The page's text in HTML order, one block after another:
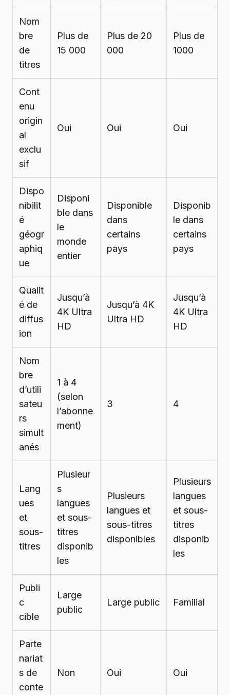
Nom
bre
de
titres
Plus de
15 000
Plus de 20
000
Plus de
1000
Cont
enu
origin
al
exclu
sif
Oui Oui Oui
Dispo
nibilit
é
géogr
aphiq
ue
Disponi
ble dans
le
monde
entier
Disponible
dans
certains
pays
Disponib
le dans
certains
pays
Qualit
é de
diffus
ion
Jusqu’à
4K Ultra
HD
Jusqu’à 4K
Ultra HD
Jusqu’à
4K Ultra
HD
Nom
bre
d’utili
sateu
rs
simult
anés
1 à 4
(selon
l’abonne
ment)
3 4
Lang
ues
et
sous-
titres
Plusieur
s
langues
et sous-
titres
disponib
les
Plusieurs
langues et
sous-titres
disponibles
Plusieurs
langues
et sous-
titres
disponib
les
Publi
c
cible
Large
public
Large public Familial
Parte
nariat
s de
conte
Non Oui Oui